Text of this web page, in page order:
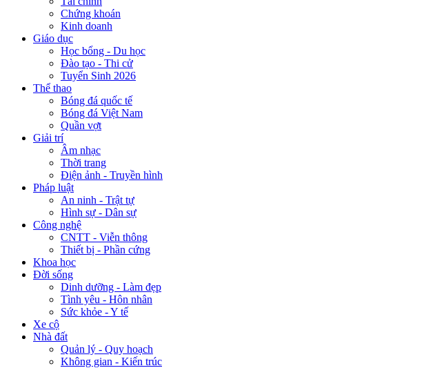
Chứng khoán
Kinh doanh
Giáo dục
Học bổng - Du học
Đào tạo - Thi cử
Tuyển Sinh 2026
Thể thao
Bóng đá quốc tế
Bóng đá Việt Nam
Quần vợt
Giải trí
Âm nhạc
Thời trang
Điện ảnh - Truyền hình
Pháp luật
An ninh - Trật tự
Hình sự - Dân sự
Công nghệ
CNTT - Viễn thông
Thiết bị - Phần cứng
Khoa học
Đời sống
Dinh dưỡng - Làm đẹp
Tình yêu - Hôn nhân
Sức khỏe - Y tế
Xe cộ
Nhà đất
Quản lý - Quy hoạch
Không gian - Kiến trúc